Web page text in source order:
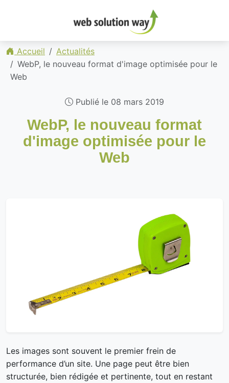
Accueil
Actualités
WebP, le nouveau format d'image optimisée pour le
Web
Publié le 08 mars 2019
WebP, le nouveau format
d'image optimisée pour le
Web
Les images sont souvent le premier frein de
performance d’un site. Une page peut être bien
structurée, bien rédigée et pertinente, tout en restant